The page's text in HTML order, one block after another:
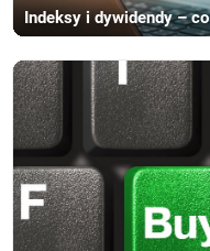
Indeksy i dywidendy –